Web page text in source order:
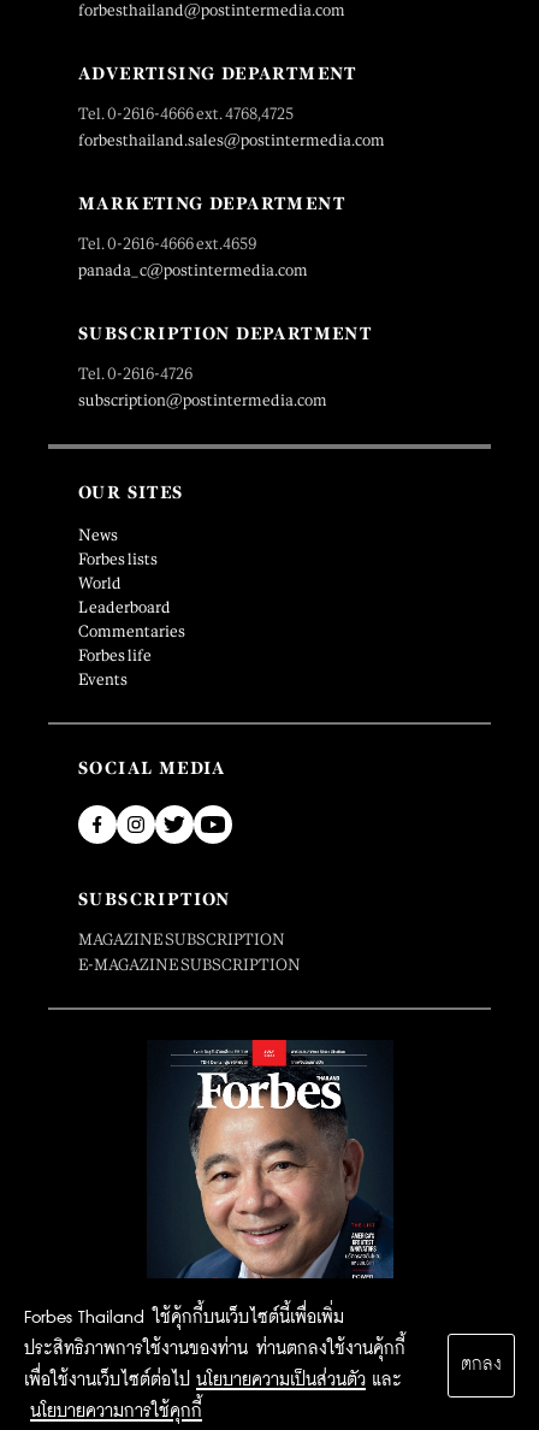
Forbes Thailand ใช้คุ้กกี้บนเว็บไซต์นี้เพื่อเพิ่ม
ประสิทธิภาพการใช้งานของท่าน ท่านตกลงใช้งานคุ้กกี้
เพื่อใช้งานเว็บไซต์ต่อไป นโยบายความเป็นส่วนตัว และ
นโยบายความการใช้คุกกี้
ตกลง
forbesthailand@postintermedia.com
ADVERTISING DEPARTMENT
Tel. 0-2616-4666 ext. 4768,4725
forbesthailand.sales@postintermedia.com
MARKETING DEPARTMENT
Tel. 0-2616-4666 ext.4659
panada_c@postintermedia.com
SUBSCRIPTION DEPARTMENT
Tel. 0-2616-4726
subscription@postintermedia.com
OUR SITES
News
Forbes lists
World
Leaderboard
Commentaries
Forbes life
Events
SOCIAL MEDIA
SUBSCRIPTION
MAGAZINE SUBSCRIPTION
E-MAGAZINE SUBSCRIPTION